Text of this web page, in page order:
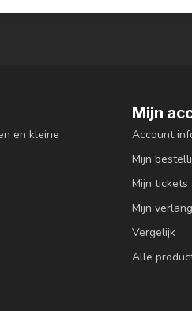
en kleine
Mijn
Account
Mijn
Mijn tickets
Mijn
Vergelijk
Alle